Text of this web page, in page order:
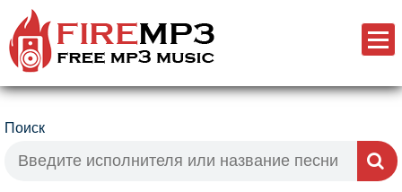
Поиск